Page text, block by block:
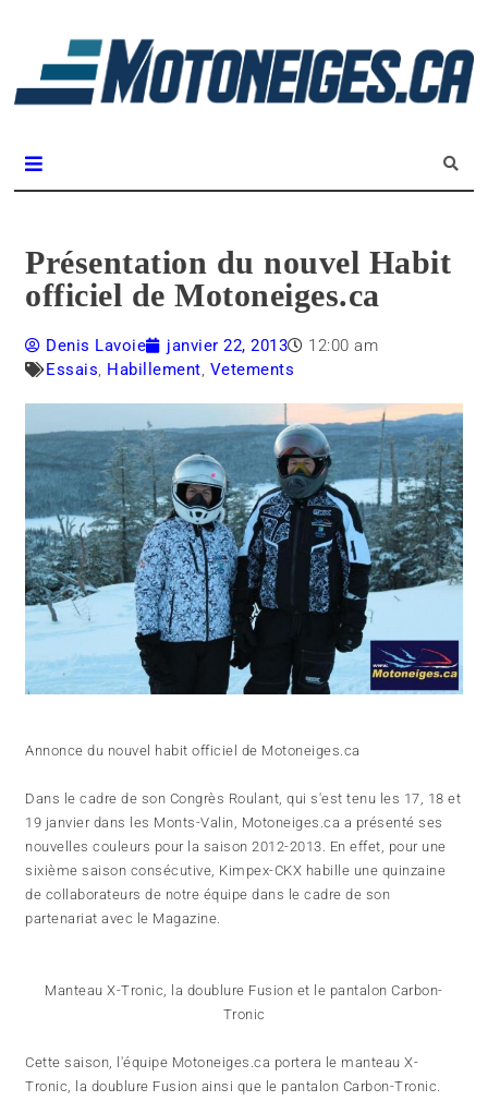
Présentation du nouvel Habit
officiel de Motoneiges.ca
Denis Lavoie janvier 22, 2013
12:00 am
Essais, Habillement, Vetements
Annonce du nouvel habit officiel de Motoneiges.ca
Dans le cadre de son Congrès Roulant, qui s'est tenu les 17, 18 et
19 janvier dans les Monts-Valin, Motoneiges.ca a présenté ses
nouvelles couleurs pour la saison 2012-2013. En effet, pour une
sixième saison consécutive, Kimpex-CKX habille une quinzaine
de collaborateurs de notre équipe dans le cadre de son
partenariat avec le Magazine.
Manteau X-Tronic, la doublure Fusion et le pantalon Carbon-
Tronic
Cette saison, l'équipe Motoneiges.ca portera le manteau X-
Tronic, la doublure Fusion ainsi que le pantalon Carbon-Tronic.